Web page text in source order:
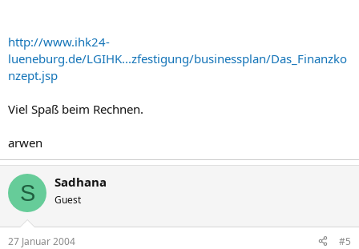
http://www.ihk24-
lueneburg.de/LGIHK...zfestigung/businessplan/Das_Finanzko
nzept.jsp
Viel Spaß beim Rechnen.
arwen
S Sadhana
Guest
27 Januar 2004 #5